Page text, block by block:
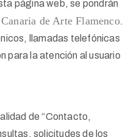
página web, se pondrán
de Arte Flamenco.
llamadas telefónicas
para la atención al usuario
de “Contacto,
solicitudes de los